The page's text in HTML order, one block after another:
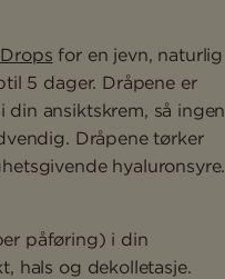
for en jevn, naturlig
5 dager. Dråpene er
ansiktskrem, så ingen
Dråpene tørker
hyaluronsyre.
påføring) i din
hals og dekolletasje.